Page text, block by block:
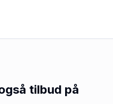
tilbud på